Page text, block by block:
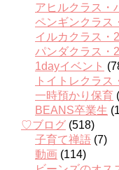
アヒルクラス・
ペンギンクラス
イルカクラス・
パンダクラス・
1dayイベント
トイトレクラス
一時預かり保育
BEANS卒業生
♡ブログ (518)
子育て禅語 (7)
動画 (114)